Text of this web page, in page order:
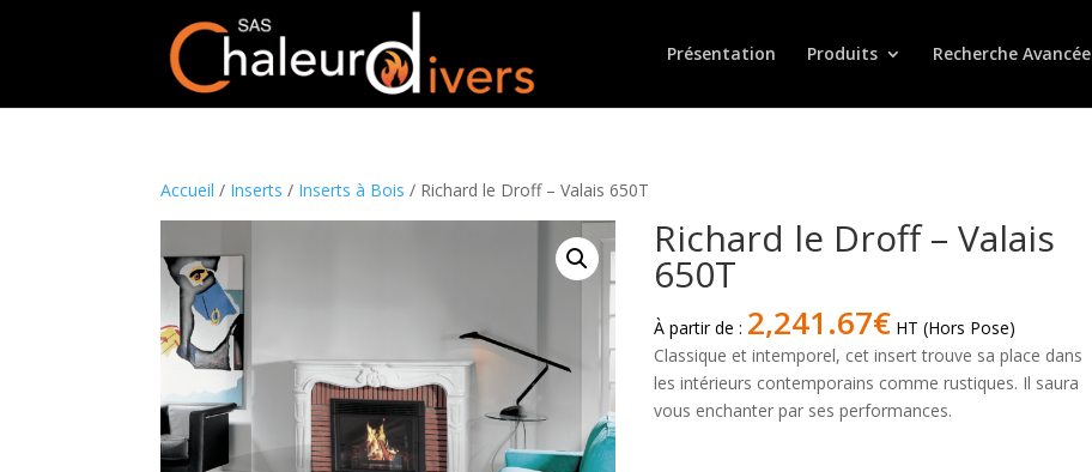
Présentation Produits Recherche Avancée
Accueil / Inserts / Inserts à Bois / Richard le Droff – Valais 650T
Richard le Droff – Valais
650T
À partir de : 2,241.67€ HT (Hors Pose)
Classique et intemporel, cet insert trouve sa place dans
les intérieurs contemporains comme rustiques. Il saura
vous enchanter par ses performances.